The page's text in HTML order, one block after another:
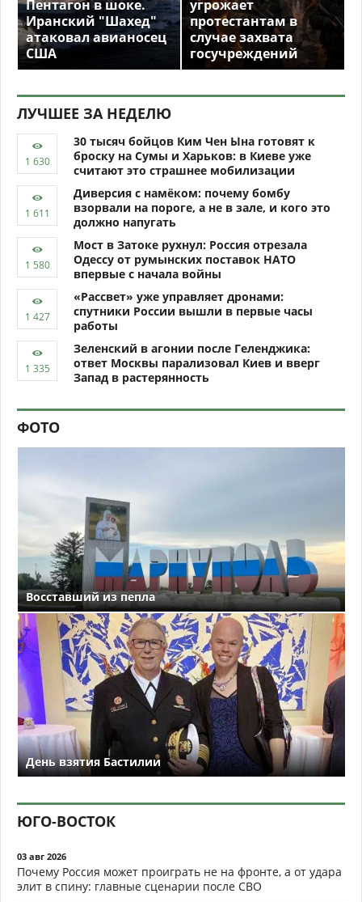
Пентагон в шоке.
Иранский "Шахед"
атаковал авианосец
США
угрожает
протестантам в
случае захвата
госучреждений
ЛУЧШЕЕ ЗА НЕДЕЛЮ
30 тысяч бойцов Ким Чен Ына готовят к
броску на Сумы и Харьков: в Киеве уже
считают это страшнее мобилизации
Диверсия с намёком: почему бомбу
взорвали на пороге, а не в зале, и кого это
должно напугать
Мост в Затоке рухнул: Россия отрезала
Одессу от румынских поставок НАТО
впервые с начала войны
«Рассвет» уже управляет дронами:
спутники России вышли в первые часы
работы
Зеленский в агонии после Геленджика:
ответ Москвы парализовал Киев и вверг
Запад в растерянность
ФОТО
Восставший из пепла
День взятия Бастилии
ЮГО-ВОСТОК
03 авг 2026
Почему Россия может проиграть не на фронте, а от удара
элит в спину: главные сценарии после СВО